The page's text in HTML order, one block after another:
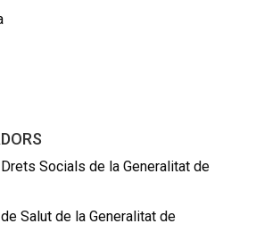
Socials de la Generalitat de
Salut de la Generalitat de